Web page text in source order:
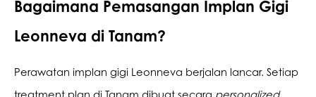
Bagaimana Pemasangan Implan Gigi
Leonneva di Tanam?
Perawatan implan gigi Leonneva berjalan lancar. Setiap